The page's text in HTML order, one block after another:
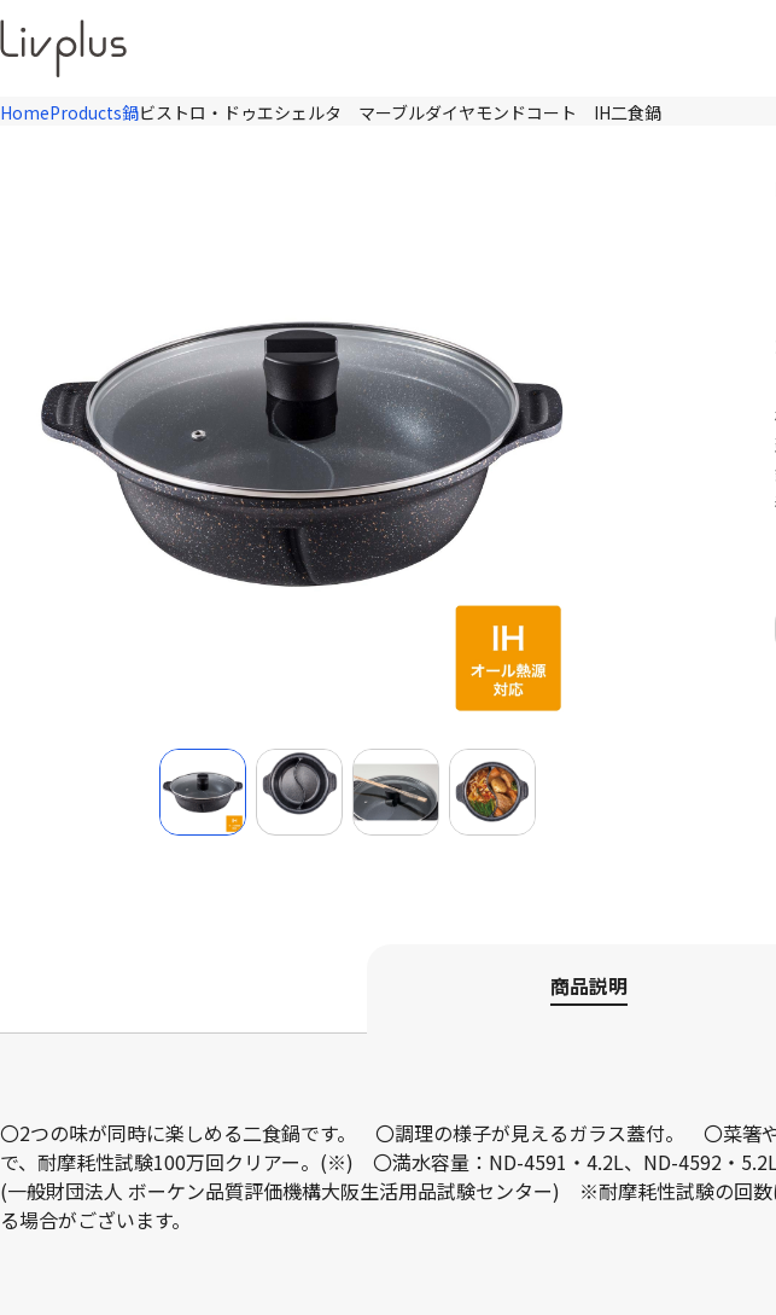
HomeProducts鍋ビストロ・ドゥエシェルタ マーブルダイヤモンドコート IH二食鍋
商品説明
〇2つの味が同時に楽しめる二食鍋です。 〇調理の様子が見えるガラス蓋付。 〇菜箸
で、耐摩耗性試験100万回クリアー。(※) 〇満水容量：ND-4591・4.2L、ND-4592・
(一般財団法人 ボーケン品質評価機構大阪生活用品試験センター) ※耐摩耗性試験の回
る場合がございます。